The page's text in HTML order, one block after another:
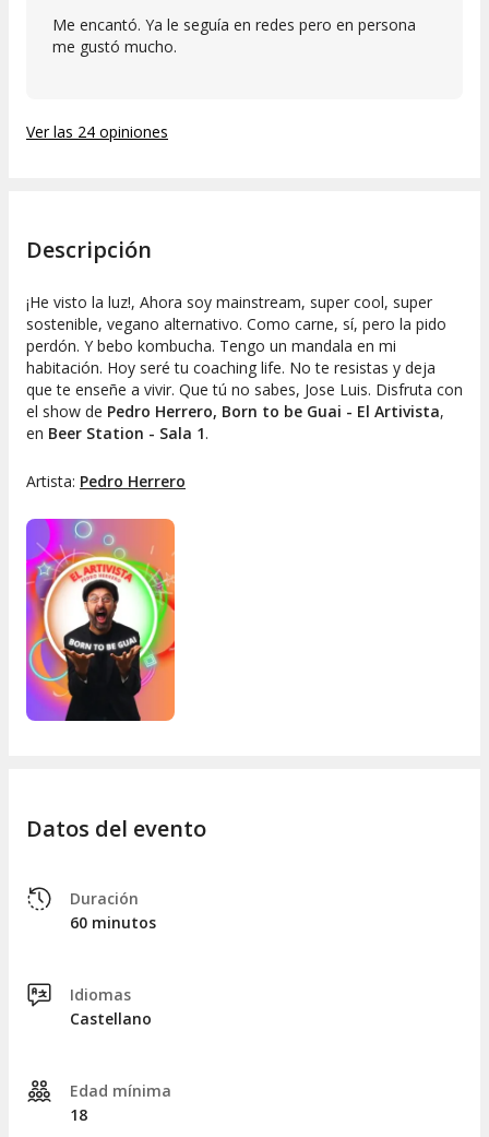
Me encantó. Ya le seguía en redes pero en persona
me gustó mucho.
Ver las 24 opiniones
Descripción
¡He visto la luz!, Ahora soy mainstream, super cool, super
sostenible, vegano alternativo. Como carne, sí, pero la pido
perdón. Y bebo kombucha. Tengo un mandala en mi
habitación. Hoy seré tu coaching life. No te resistas y deja
que te enseñe a vivir. Que tú no sabes, Jose Luis. Disfruta con
el show de Pedro Herrero, Born to be Guai - El Artivista,
en Beer Station - Sala 1.
Artista: Pedro Herrero
Datos del evento
Duración
60 minutos
Idiomas
Castellano
Edad mínima
18